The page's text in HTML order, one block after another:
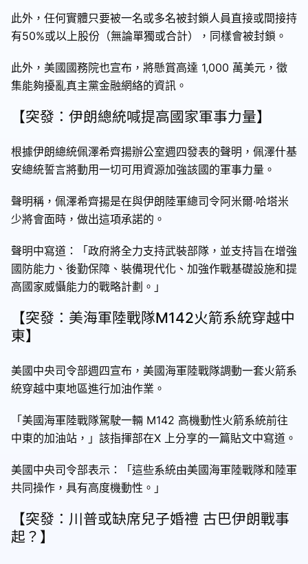
此外，任何實體只要被一名或多名被封鎖人員直接或間接持
有50%或以上股份（無論單獨或合計），同樣會被封鎖。
此外，美國國務院也宣布，將懸賞高達 1,000 萬美元，徵
集能夠擾亂真主黨金融網絡的資訊。
【突發：伊朗總統喊提高國家軍事力量】
根據伊朗總統佩澤希齊揚辦公室週四發表的聲明，佩澤什基
安總統誓言將動用一切可用資源加強該國的軍事力量。
聲明稱，佩澤希齊揚是在與伊朗陸軍總司令阿米爾·哈塔米
少將會面時，做出這項承諾的。
聲明中寫道：「政府將全力支持武裝部隊，並支持旨在增強
國防能力、後勤保障、裝備現代化、加強作戰基礎設施和提
高國家威懾能力的戰略計劃。」
【突發：美海軍陸戰隊M142火箭系統穿越中
東】
美國中央司令部週四宣布，美國海軍陸戰隊調動一套火箭系
統穿越中東地區進行加油作業。
「美國海軍陸戰隊駕駛一輛 M142 高機動性火箭系統前往
中東的加油站，」該指揮部在X 上分享的一篇貼文中寫道。
美國中央司令部表示：「這些系統由美國海軍陸戰隊和陸軍
共同操作，具有高度機動性。」
【突發：川普或缺席兒子婚禮 古巴伊朗戰事
起？】